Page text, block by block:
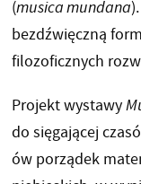
(musica mundana
bezdźwięczną
filozoficznych
Projekt wystawy
do sięgającej
ów porządek